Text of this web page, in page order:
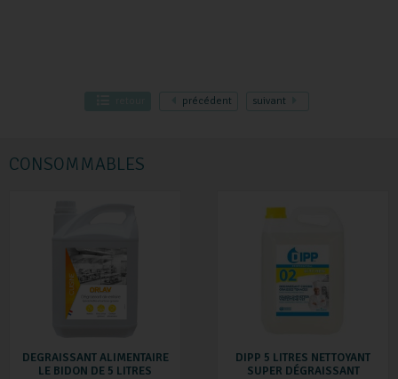
précédent suivant
CONSOMMABLES
DEGRAISSANT ALIMENTAIRE
LE BIDON DE 5 LITRES
DIPP 5 LITRES NETTOYANT
SUPER DÉGRAISSANT